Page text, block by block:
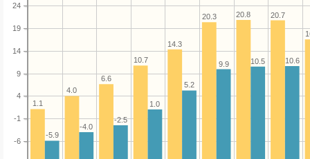
-6
-1
4
9
14
19
24
20.7
20.8
20.3
14.3
10.7
6.6
4.0
1.1
10.6
10.5
9.9
5.2
1.0
-2.5
-4.0
-5.9